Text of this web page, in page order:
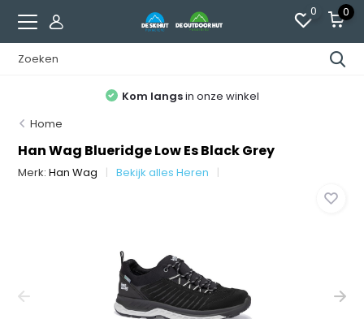
0 0
Kom langsin onze winkel
Home
Han Wag Blueridge Low Es Black Grey
Merk:Han Wag Bekijk alles Heren